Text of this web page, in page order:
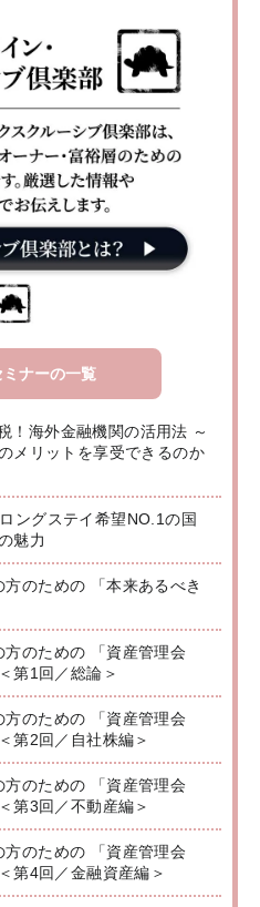
ナーの一覧
！海外金融機関の活用法 ～
メリットを享受できるのか
ングステイ希望NO.1の国
魅力
のための 「本来あるべき
のための 「資産管理会
第1回／総論＞
のための 「資産管理会
第2回／自社株編＞
のための 「資産管理会
第3回／不動産編＞
のための 「資産管理会
第4回／金融資産編＞